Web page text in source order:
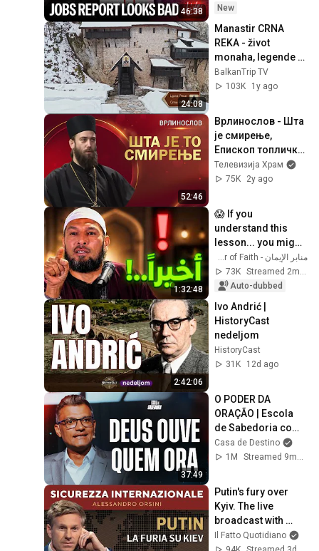
46:38
Down | Receipts
Live
New
24:08
Manastir CRNA
REKA - život
monaha, legende o
manastiru i lekovita
voda | Putokaz |
BalkanTrip TV
103K
1y ago
52:46
Врлинослов - Шта
је смирење,
Епископ топлички
Г. Петар
Телевизија Храм
75K
2y ago
1:32:48
😱 If you
understand this
lesson... you might
get rid of anxiety,
obsessive
thoughts, and
منابر الإيمان - Minbar of Faith
73K
Streamed 2mo ago
Auto-dubbed
2:42:06
Ivo Andrić |
HistoryCast
nedeljom
HistoryCast
31K
12d ago
37:49
O PODER DA
ORAÇÃO | Escola
de Sabedoria com
Tiago Brunet
Casa de Destino
1M
Streamed 9mo ago
Putin's fury over
Kyiv. The live
broadcast with
Alessandro Orsini
Il Fatto Quotidiano